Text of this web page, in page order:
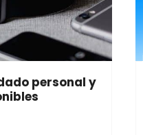
personal y